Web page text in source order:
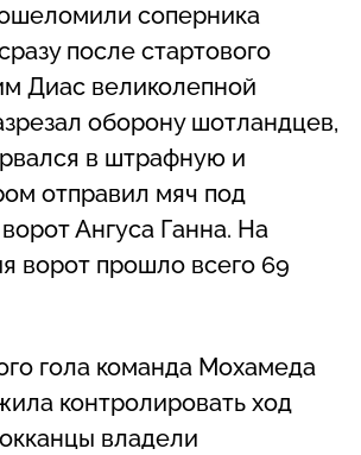
соперника
после стартового
Диас великолепной
оборону шотландцев,
в штрафную и
отправил мяч под
Ангуса Ганна. На
ворот прошло всего 69
гола команда Мохамеда
контролировать ход
владели